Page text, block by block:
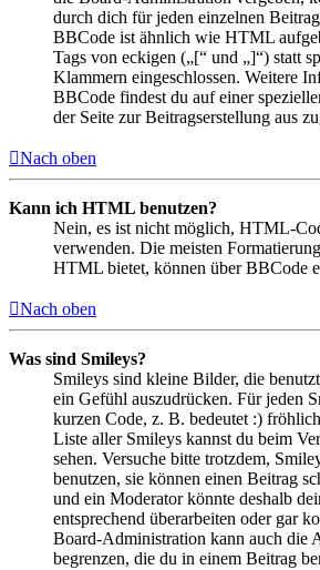
durch dich für jeden einzelnen
BBCode ist ähnlich wie HTML
Tags von eckigen („[“ und „]“) statt
Klammern eingeschlossen. Weitere
BBCode findest du auf einer
der Seite zur Beitragserstellung aus
Nach oben
Kann ich HTML benutzen?
Nein, es ist nicht möglich, HTML-
verwenden. Die meisten
HTML bietet, können über BBCode
Nach oben
Was sind Smileys?
Smileys sind kleine Bilder, die
ein Gefühl auszudrücken. Für jeden
kurzen Code, z. B. bedeutet :)
Liste aller Smileys kannst du beim
sehen. Versuche bitte trotzdem,
benutzen, sie können einen Beitrag
und ein Moderator könnte deshalb
entsprechend überarbeiten oder gar
Board-Administration kann auch die
begrenzen, die du in einem Beitrag